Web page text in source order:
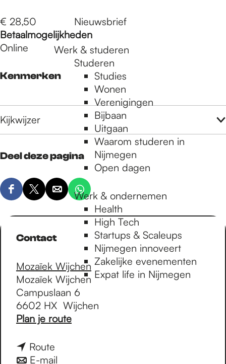
Nieuwsbrief
Werk & studeren
Studeren
Studies
Wonen
Verenigingen
Bijbaan
Uitgaan
Waarom studeren in
Nijmegen
Open dagen
Werk & ondernemen
Health
High Tech
Startups & Scaleups
Nijmegen innoveert
Zakelijke evenementen
Expat life in Nijmegen
€ 28,50
Betaalmogelijkheden
Online
Kenmerken
Kijkwijzer
Deel deze pagina
D
e
g
D
e
l
z
e
p
a
g
n
D
e
l
e
z
e
p
a
g
D
e
d
z
e
p
a
Contact
Mozaïek Wijchen
Mozaïek Wijchen
Campuslaan 6
6602 HX Wijchen
Plan je routen
Route
a
E-mail